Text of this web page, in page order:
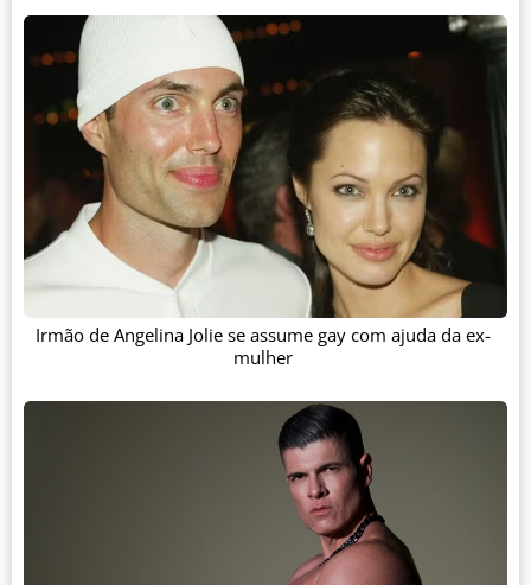
Irmão de Angelina Jolie se assume gay com ajuda da ex-
mulher